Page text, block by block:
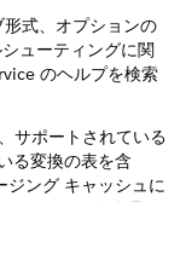
式、オプションの
ューティングに関
のヘルプを検索
サポートされている
る変換の表を含
ジング キャッシュに
します。画像管理ヘ